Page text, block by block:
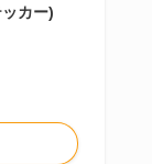
カー)